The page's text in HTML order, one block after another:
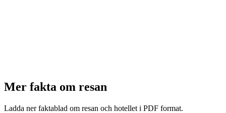
Mer fakta om resan
Ladda ner faktablad om resan och hotellet i PDF format.